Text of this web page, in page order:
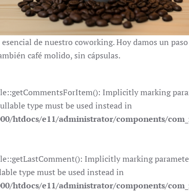
de nuestro coworking. Hoy damos un
café molido, sin cápsulas.
Implicitly marking
type must be used instead in
htdocs/e11/administrator/components/
Implicitly marking
type must be used instead in
htdocs/e11/administrator/components/